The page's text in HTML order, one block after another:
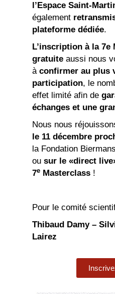
l’Espace Saint-
également
plateforme dédiée.
L’inscription à la 7e
gratuite aussi nous
à confirmer au plus
participation, le
effet limité afin de
échanges et une
Nous nous
le 11 décembre
la Fondation
ou sur le «direct
7e Masterclass !
Pour le comité
Thibaud Damy –
Lairez